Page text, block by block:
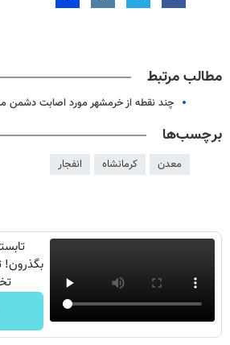
مطالب مرتبط
چند نقطه از خرمشهر مورد اصابت دشمن
برچسب‌ها
معدن کرمانشاه انفجار
بگذرون!